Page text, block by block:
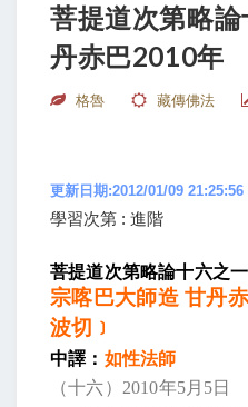
菩提道次第略
丹赤巴2010年
格魯 藏傳佛法
更新日期:2012/01/09 21:25:56
學習次第 : 進階
菩提道次第略論十六之
宗喀巴大師造 甘丹
波切﹞
中譯： 如性法師
（十六） 2010年5月 5日